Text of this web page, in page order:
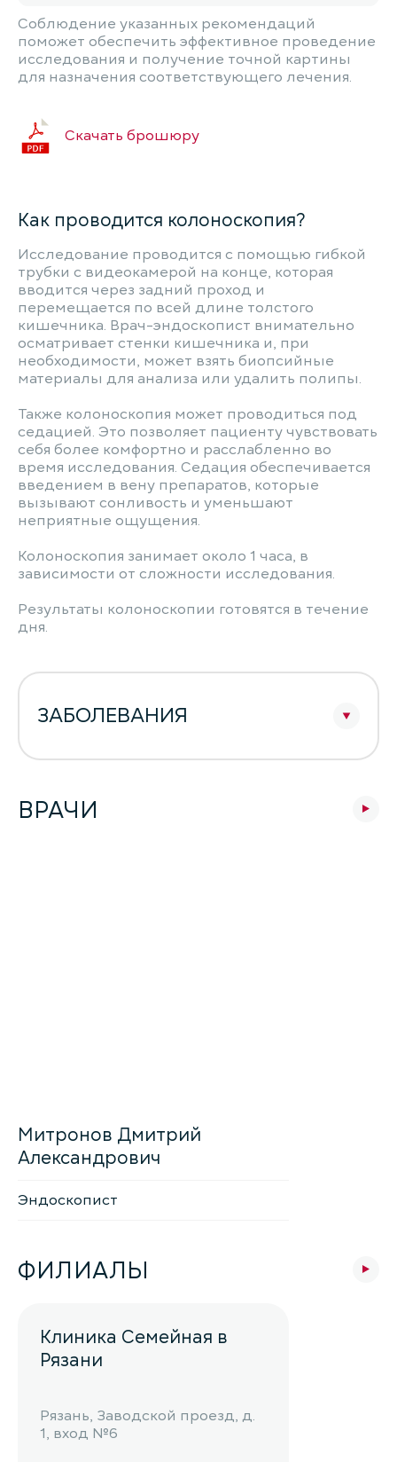
Соблюдение указанных рекомендаций
поможет обеспечить эффективное проведение
исследования и получение точной картины
для назначения соответствующего лечения.
Скачать брошюру
Как проводится колоноскопия?
Исследование проводится с помощью гибкой
трубки с видеокамерой на конце, которая
вводится через задний проход и
перемещается по всей длине толстого
кишечника. Врач-эндоскопист внимательно
осматривает стенки кишечника и, при
необходимости, может взять биопсийные
материалы для анализа или удалить полипы.
Также колоноскопия может проводиться под
седацией. Это позволяет пациенту чувствовать
себя более комфортно и расслабленно во
время исследования. Седация обеспечивается
введением в вену препаратов, которые
вызывают сонливость и уменьшают
неприятные ощущения.
Колоноскопия занимает около 1 часа, в
зависимости от сложности исследования.
Результаты колоноскопии готовятся в течение
дня.
ЗАБОЛЕВАНИЯ
ВРАЧИ
Митронов Дмитрий
Александрович
Эндоскопист
ФИЛИАЛЫ
Клиника Семейная в
Рязани
Рязань, Заводской проезд, д.
1, вход №6